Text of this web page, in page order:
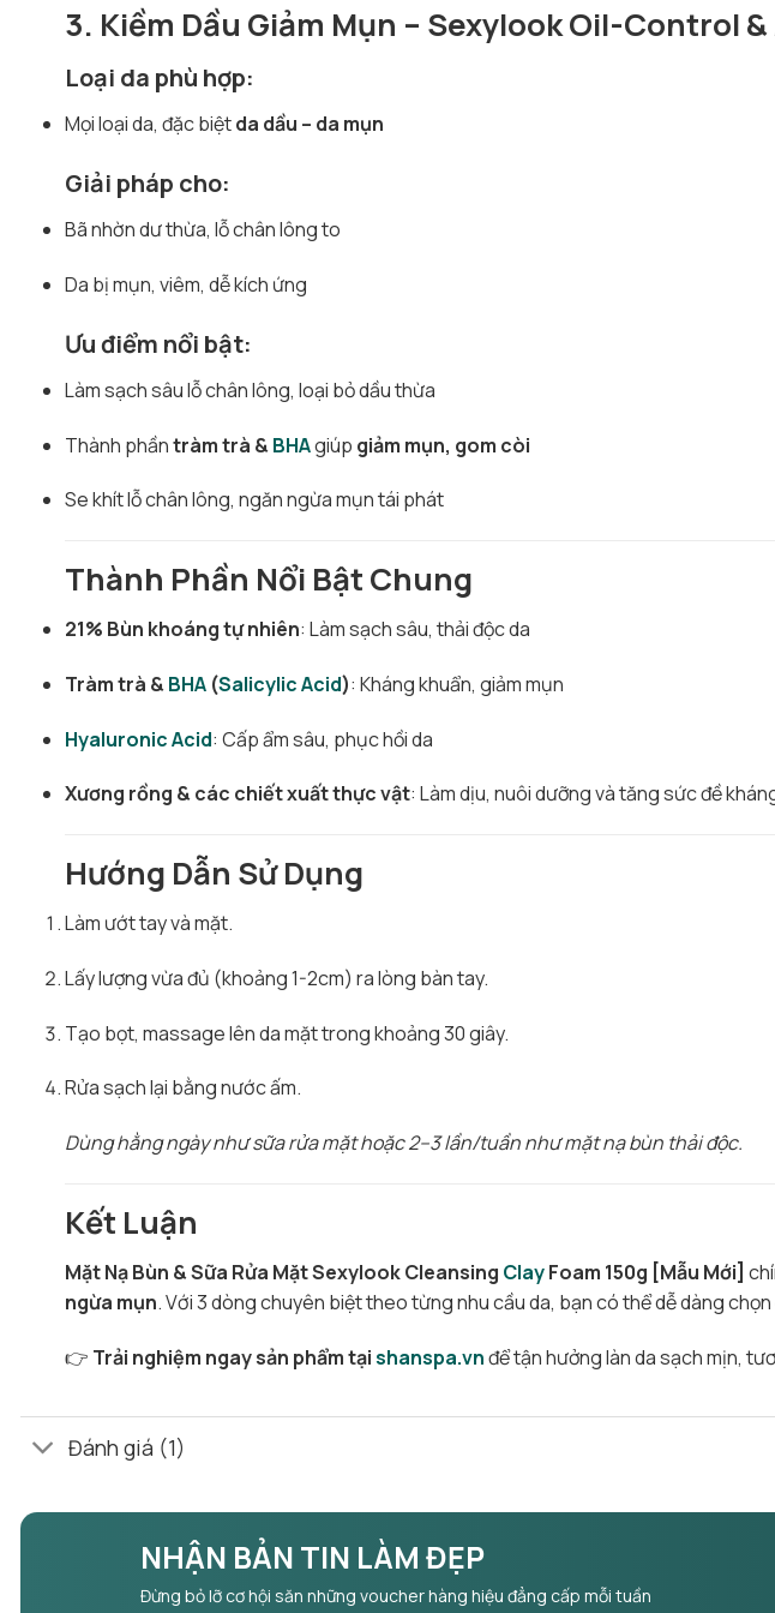
3. Kiềm Dầu Giảm Mụn – Sexylook Oil-Control
Loại da phù hợp:
Mọi loại da, đặc biệtda dầu – da mụn
Giải pháp cho:
Bã nhờn dư thừa, lỗ chân lông to
Da bị mụn, viêm, dễ kích ứng
Ưu điểm nổi bật:
Làm sạch sâu lỗ chân lông, loại bỏ dầu thừa
Thành phầntràm trà &BHAgiúp giảm mụn, gom còi
Se khít lỗ chân lông, ngăn ngừa mụn tái phát
Thành Phần Nổi Bật Chung
21% Bùn khoáng tự nhiên: Làm sạch sâu, thải độc da
Tràm trà &BHA(Salicylic Acid): Kháng khuẩn, giảm mụn
Hyaluronic Acid: Cấp ẩm sâu, phục hồi da
Xương rồng & các chiết xuất thực vật: Làm dịu, nuôi dưỡng và tăng sức đề
Hướng Dẫn Sử Dụng
Làm ướt tay và mặt.
Lấy lượng vừa đủ (khoảng 1-2cm) ra lòng bàn tay.
Tạo bọt, massage lên da mặt trong khoảng 30 giây.
Rửa sạch lại bằng nước ấm.
Dùng hằng ngày như sữa rửa mặt hoặc 2–3 lần/tuần như mặt nạ bùn thải độc.
Kết Luận
Mặt Nạ Bùn & Sữa Rửa Mặt Sexylook Cleansing ClayFoam 150g [Mẫu Mới]
ngừa mụn. Với 3 dòng chuyên biệt theo từng nhu cầu da, bạn có thể dễ dàng
👉 Trải nghiệm ngay sản phẩm tạishanspa.vnđể tận hưởng làn da sạch mịn,
Đánh giá (1)
NHẬN BẢN TIN LÀM ĐẸP
Đừng bỏ lỡ cơ hội săn những voucher hàng hiệu đẳng cấp mỗi tuần